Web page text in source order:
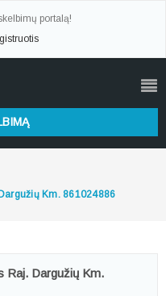
portalą!
Km. 861024886
Raj. Dargužių Km.